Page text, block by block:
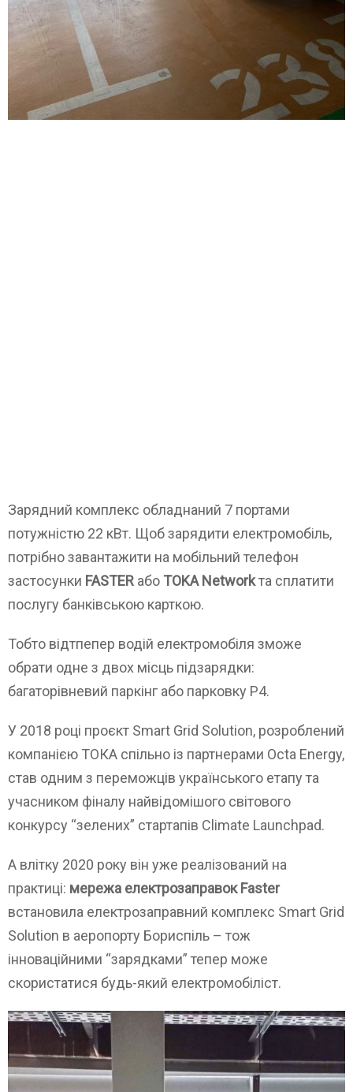
Зарядний комплекс обладнаний 7 портами
потужністю 22 кВт. Щоб зарядити електромобіль,
потрібно завантажити на мобільний телефон
застосунки FASTER або TOKA Networkта сплатити
послугу банківською карткою.
Тобто відтпепер водій електромобіля зможе
обрати одне з двох місць підзарядки:
багаторівневий паркінг або парковку P4.
У 2018 році проєкт Smart Grid Solution, розроблений
компанією ТОКА спільно із партнерами Octa Energy,
став одним з переможців українського етапу та
учасником фіналу найвідомішого світового
конкурсу “зелених” стартапів Climate Launchpad.
А влітку 2020 року він уже реалізований на
практиці: мережа електрозаправок Faster
встановила електрозаправний комплекс Smart Grid
Solution в аеропорту Бориспіль – тож
інноваційними “зарядками” тепер може
скористатися будь-який електромобіліст.